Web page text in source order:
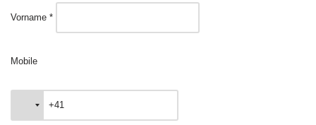
Vorname *
Mobile